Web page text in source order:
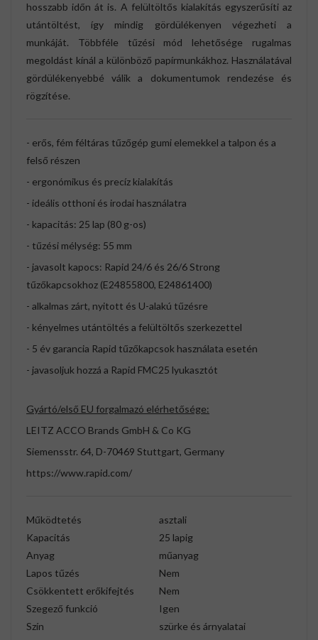
hosszabb időn át is. A felültöltős kialakítás egyszerűsíti az
utántöltést, így mindig gördülékenyen végezheti a
munkáját. Többféle tűzési mód lehetősége rugalmas
megoldást kínál a különböző papírmunkákhoz. Használatával
gördülékenyebbé válik a dokumentumok rendezése és
rögzítése.
- erős, fém féltáras tűzőgép gumi elemekkel a talpon és a
felső részen
- ergonómikus és precíz kialakítás
- ideális otthoni és irodai használatra
- kapacitás: 25 lap (80 g-os)
- tűzési mélység: 55 mm
- javasolt kapocs: Rapid 24/6 és 26/6 Strong
tűzőkapcsokhoz (E24855800, E24861400)
- alkalmas zárt, nyitott és U-alakú tűzésre
- kényelmes utántöltés a felültöltős szerkezettel
- 5 év garancia Rapid tűzőkapcsok használata esetén
- javasoljuk hozzá a Rapid FMC25 lyukasztót
Gyártó/első EU forgalmazó elérhetősége:
LEITZ ACCO Brands GmbH & Co KG
Siemensstr. 64, D-70469 Stuttgart, Germany
https://www.rapid.com/
Működtetés
asztali
Kapacitás
25 lapig
Anyag
műanyag
Lapos tűzés
Nem
Csökkentett erőkifejtés
Nem
Szegező funkció
Igen
Szín
szürke és árnyalatai